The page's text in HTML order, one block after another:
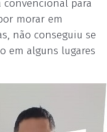
convencional para
morar em
não conseguiu se
em alguns lugares